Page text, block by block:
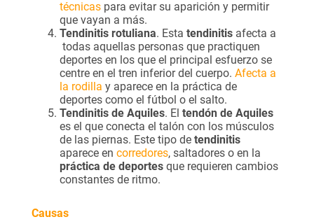
técnicas para evitar su aparición y permitir
que vayan a más.
Tendinitis rotuliana. Esta tendinitis afecta a
todas aquellas personas que practiquen
deportes en los que el principal esfuerzo se
centre en el tren inferior del cuerpo. Afecta a
la rodilla y aparece en la práctica de
deportes como el fútbol o el salto.
Tendinitis de Aquiles. El tendón de Aquiles
es el que conecta el talón con los músculos
de las piernas. Este tipo de tendinitis
aparece en corredores, saltadores o en la
práctica de deportes que requieren cambios
constantes de ritmo.
Causas